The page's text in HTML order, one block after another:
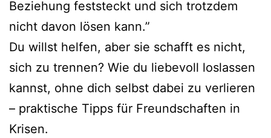
Beziehung feststeckt und sich trotzdem
nicht davon lösen kann.”
Du willst helfen, aber sie schafft es nicht,
sich zu trennen? Wie du liebevoll loslassen
kannst, ohne dich selbst dabei zu verlieren
– praktische Tipps für Freundschaften in
Krisen.